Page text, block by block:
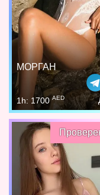
МОРГАН
1h: 1700 AED